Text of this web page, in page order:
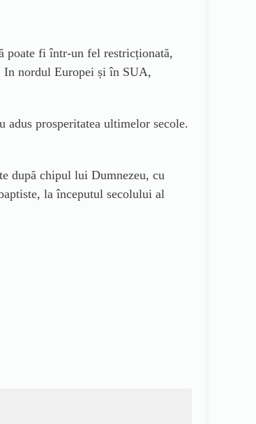
poate fi într-un fel restricționată,
In nordul Europei și în SUA,
adus prosperitatea ultimelor secole.
după chipul lui Dumnezeu, cu
la începutul secolului al